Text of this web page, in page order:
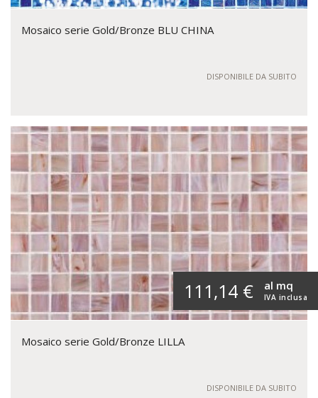
Mosaico serie Gold/Bronze BLU CHINA
DISPONIBILE DA SUBITO
111,14 € IVA inclusa
al mq
Mosaico serie Gold/Bronze LILLA
DISPONIBILE DA SUBITO